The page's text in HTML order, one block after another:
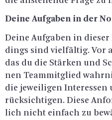
Deine Auf­ga­ben in der
Deine Auf­ga­ben in
dings sind viel­fäl­tig. Vor
das du die Stär­ken und
nen Team­mit­glied
die je­wei­li­gen In­ter­es­sen
rück­sich­ti­gen. Diese
lich nicht ein­fach zu